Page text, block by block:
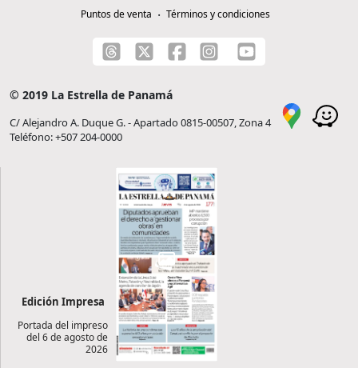
Puntos de venta
Términos y condiciones
© 2019 La Estrella de Panamá
C/ Alejandro A. Duque G. - Apartado 0815-00507, Zona 4
Teléfono: +507 204-0000
Edición Impresa
Portada del impreso
del 6 de agosto de
2026